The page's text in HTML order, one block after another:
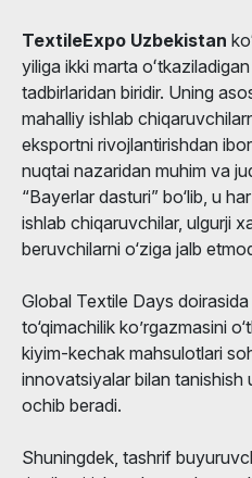
TextileExpo Uzbekistan
yiliga ikki marta
tadbirlaridan biridir. Uning
mahalliy ishlab
eksportni rivojlantirishdan
nuqtai nazaridan muhim va
“Bayerlar dasturi” bo‘lib, u
ishlab chiqaruvchilar, ulgurji
beruvchilarni o‘ziga jalb
Global Textile Days
to‘qimachilik ko’rgazmasini
kiyim-kechak mahsulotlari
innovatsiyalar bilan
ochib beradi.
Shuningdek, tashrif